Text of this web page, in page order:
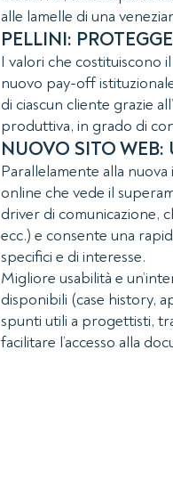
alle lamelle di una
PELLINI:
I valori che costituiscono
nuovo pay-off
di ciascun cliente grazie
produttiva, in grado di
NUOVO SITO WEB:
Parallelamente alla
online che vede il
driver di comunicazione,
ecc.) e consente una
specifici e di interesse.
Migliore usabilità e
disponibili (case history,
spunti utili a progettisti,
facilitare l’accesso alla